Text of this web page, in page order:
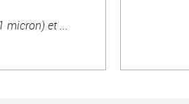
micron) et ...